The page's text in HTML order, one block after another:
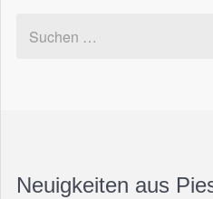
Neuigkeiten aus